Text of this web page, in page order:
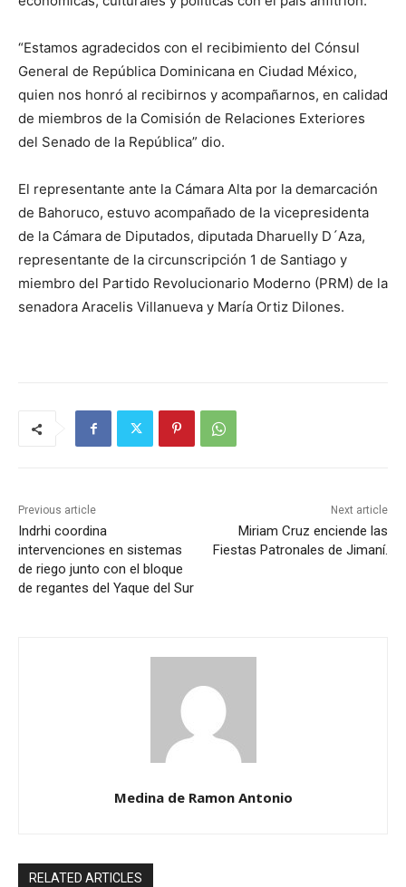
“Estamos agradecidos con el recibimiento del Cónsul
General de República Dominicana en Ciudad México,
quien nos honró al recibirnos y acompañarnos, en calidad
de miembros de la Comisión de Relaciones Exteriores
del Senado de la República” dio.
El representante ante la Cámara Alta por la demarcación
de Bahoruco, estuvo acompañado de la vicepresidenta
de la Cámara de Diputados, diputada Dharuelly D´Aza,
representante de la circunscripción 1 de Santiago y
miembro del Partido Revolucionario Moderno (PRM) de la
senadora Aracelis Villanueva y María Ortiz Dilones.
Previous article
Indrhi coordina
intervenciones en sistemas
de riego junto con el bloque
de regantes del Yaque del Sur
Next article
Miriam Cruz enciende las
Fiestas Patronales de Jimaní.
Medina de Ramon Antonio
RELATED ARTICLES